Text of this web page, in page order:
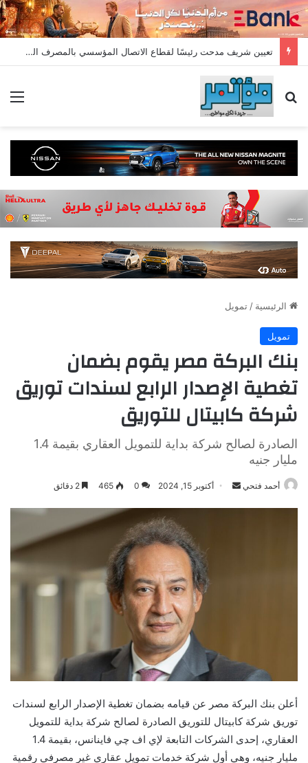
تعيين شريف مدحت رئيسًا لقطاع الاتصال المؤسسي بالمصرف المتحد بخبرة تمتد لأكثر من 18 عامًا
بحث عن
الرئيسية / تمويل
تمويل
بنك البركة مصر يقوم بضمان
تغطية الإصدار الرابع لسندات توريق
شركة كابيتال للتوريق
الصادرة لصالح شركة بداية للتمويل العقاري بقيمة 1.4
مليار جنيه
أحمد فتحي
أرسل أكتوبر 15, 2024 0
465
أعلن بنك البركة مصر عن قيامه بضمان تغطية الإصدار الرابع لسندات
توريق شركة كابيتال للتوريق الصادرة لصالح شركة بداية للتمويل
العقاري، إحدى الشركات التابعة لإي اف چي فاينانس، بقيمة 1.4
مليار جنيه، وهي أول شركة خدمات تمويل عقاري غير مصرفي رقمية